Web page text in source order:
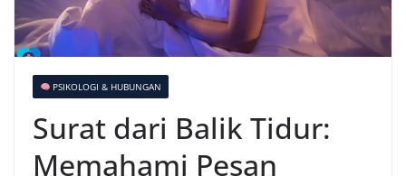
PSIKOLOGI & HUBUNGAN
Surat dari Balik Tidur:
Memahami Pesan